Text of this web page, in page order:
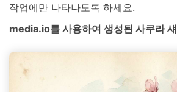
작업에만 나타나도록 하세요.
media.io를 사용하여 생성된 사쿠라